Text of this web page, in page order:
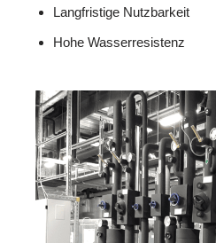
Langfristige Nutzbarkeit
Hohe Wasserresistenz